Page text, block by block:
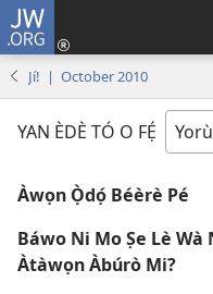
JW.ORG
Jí! | October 2010
YAN ÈDÈ TÓ O FẸ́
Àwọn Ọ̀dọ́ Béèrè Pé
Báwo Ni Mo Ṣe Lè
Àtàwọn Àbúrò Mi?